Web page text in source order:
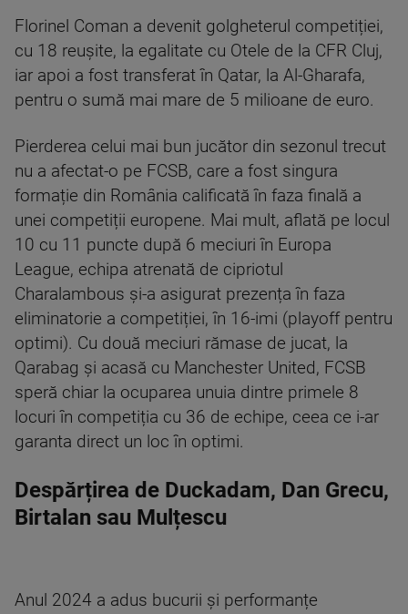
Florinel Coman a devenit golgheterul competiției,
cu 18 reușite, la egalitate cu Otele de la CFR Cluj,
iar apoi a fost transferat în Qatar, la Al-Gharafa,
pentru o sumă mai mare de 5 milioane de euro.
Pierderea celui mai bun jucător din sezonul trecut
nu a afectat-o pe FCSB, care a fost singura
formație din România calificată în faza finală a
unei competiții europene. Mai mult, aflată pe locul
10 cu 11 puncte după 6 meciuri în Europa
League, echipa atrenată de cipriotul
Charalambous și-a asigurat prezența în faza
eliminatorie a competiției, în 16-imi (playoff pentru
optimi). Cu două meciuri rămase de jucat, la
Qarabag și acasă cu Manchester United, FCSB
speră chiar la ocuparea unuia dintre primele 8
locuri în competiția cu 36 de echipe, ceea ce i-ar
garanta direct un loc în optimi.
Despărțirea de Duckadam, Dan Grecu,
Birtalan sau Mulțescu
Anul 2024 a adus bucurii și performanțe